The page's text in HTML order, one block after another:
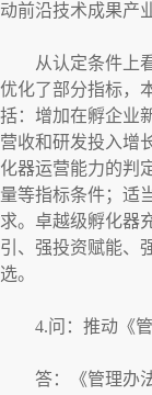
动前沿技术成果产
从认定条件上看
优化了部分指标，
括：增加在孵企业
营收和研发投入增
化器运营能力的判
量等指标条件；适
求。卓越级孵化器
引、强投资赋能、
选。
4.问：推动《管
答：《管理办法